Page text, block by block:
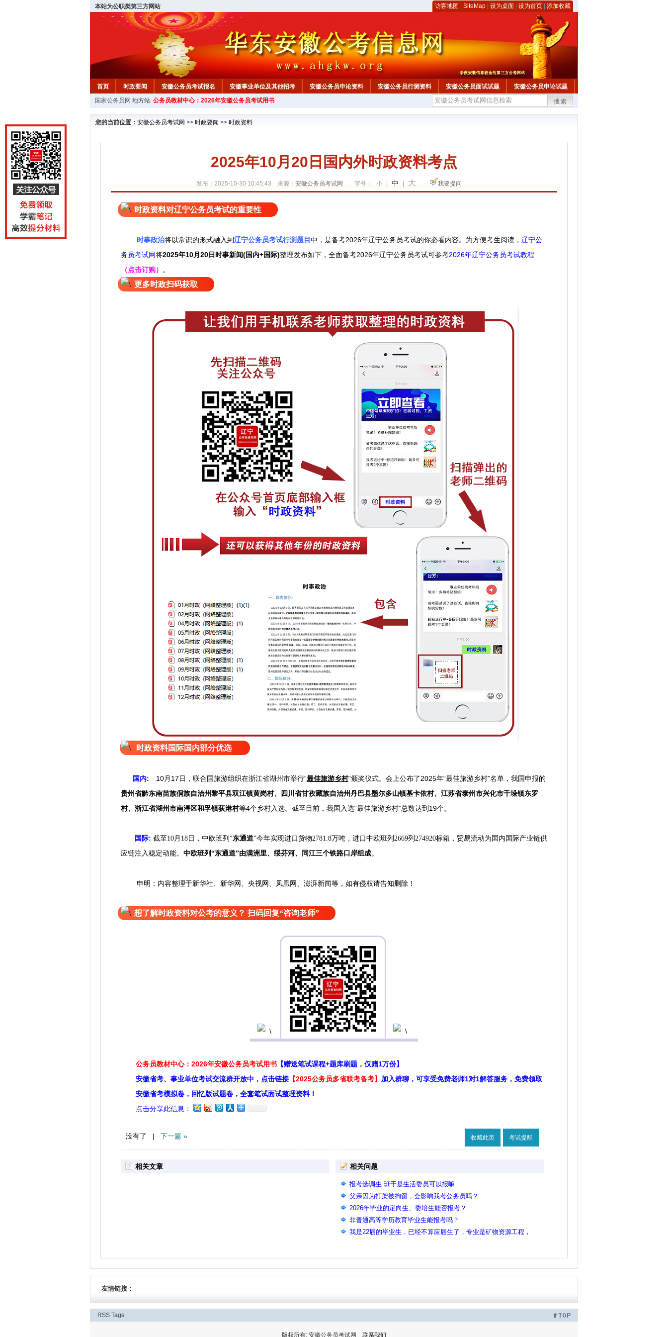
本站为公职类第三方网站 访客地图 SiteMap 设为桌面 设为首页 添加收藏
首页 时政要闻 安徽公务员考试报名 安徽事业单位及其他招考 安徽公务员申论资料 安徽公务员行测资料 安徽公务员面试试题 安徽公务员申论试题
安徽公务员行测试题 在线咨询 教材中心
国家公务员网 地方站: 公务员教材中心：2026年安徽公务员考试用书 搜索
您的当前位置： 安徽公务员考试网 >> 时政要闻 >> 时政资料
2025年10月20日国内外时政资料考点
发布：2025-10-30 10:45:43 来源： 安徽公务员考试网 字号： 小 中 大 我要提问
时政资料对辽宁公务员考试的重要性
时事政治将以常识的形式融入到辽宁公务员考试行测题目中，是备考2026年辽宁公务员考试的你必看内容。 为方便考生阅读， 辽宁公
务员考试网将2025年10月20日 时事新闻(国内+国际)整理发布如下， 全面备考2026年辽宁公务员考试可参考2026年辽宁公务员考试教程
（点击订购）
。
更多时政扫码获取
时政资料国际国内部分优选
国内: 10月17日，联合国旅游组织在浙江省湖州市举行“最佳旅游乡村”颁奖仪式。会上公布了2025年“最佳旅游乡村”名单，我国申报的
贵州省黔东南苗族侗族自治州黎平县双江镇黄岗村、四川省甘孜藏族自治州丹巴县墨尔多山镇基卡依村、江苏省泰州市兴化市千垛镇东罗
村、浙江省湖州市南浔区和孚镇荻港村等4个乡村入选。截至目前，我国入选“最佳旅游乡村”总数达到19个。
国际: 截至10月18日，中欧班列“东通道”今年实现进口货物2781.8万吨，进口中欧班列2669列274920标箱，贸易流动为国内国际产业链供
应链注入稳定动能。 中欧班列“东通道”由满洲里、绥芬河、同江三个铁路口岸组成。
申明：内容整理于新华社、新华网、央视网、凤凰网、澎湃新闻等，如有侵权请告知删除！
想了解时政资料对公考的意义？ 扫码回复“咨询老师”
公务员教材中心：2026年安徽公务员考试用书 【赠送笔试课程+题库刷题，仅赠1万份】
安徽省考、事业单位考试交流群开放中，点击链接 【2025公务员多省联考备考】 加入群聊，可享受免费老师1对1解答服务，免费领取
安徽省考模拟卷，回忆版试题卷，全套笔试面试整理资料！
点击分享此信息：
没有了 | 下一篇 » 收藏此页 考试提醒
相关文章 相关问题
报考选调生 班干是生活委员可以报嘛
父亲因为打架被拘留，会影响我考公务员吗？
2026年毕业的定向生、委培生能否报考？
非普通高等学历教育毕业生能报考吗？
我是22届的毕业生，已经不算应届生了，专业是矿物资源工程，
友情链接：
RSS Tags
版权所有: 安徽公务员考试网 联系我们